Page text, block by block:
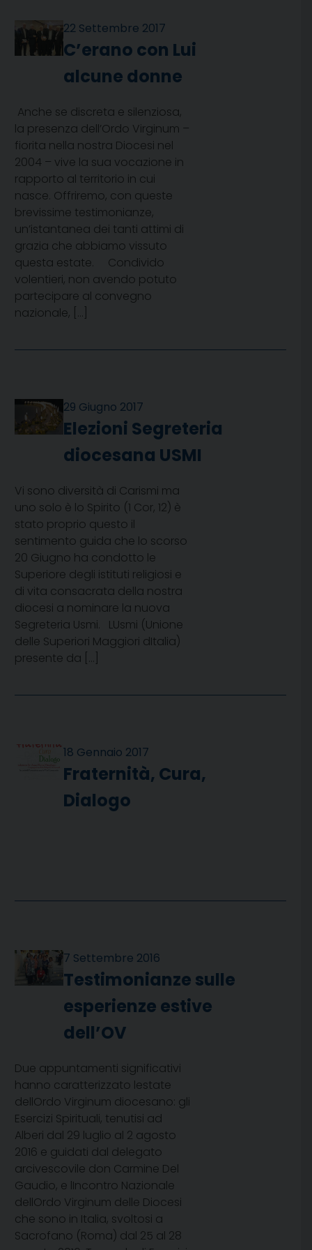
22 Settembre 2017
C’erano con Lui
alcune donne
Anche se discreta e silenziosa,
la presenza dell’Ordo Virginum –
fiorita nella nostra Diocesi nel
2004 – vive la sua vocazione in
rapporto al territorio in cui
nasce. Offriremo, con queste
brevissime testimonianze,
un’istantanea dei tanti attimi di
grazia che abbiamo vissuto
questa estate. Condivido
volentieri, non avendo potuto
partecipare al convegno
nazionale, […]
29 Giugno 2017
Elezioni Segreteria
diocesana USMI
Vi sono diversità di Carismi ma
uno solo è lo Spirito (1 Cor, 12) è
stato proprio questo il
sentimento guida che lo scorso
20 Giugno ha condotto le
Superiore degli istituti religiosi e
di vita consacrata della nostra
diocesi a nominare la nuova
Segreteria Usmi. LUsmi (Unione
delle Superiori Maggiori dItalia)
presente da […]
18 Gennaio 2017
Fraternità, Cura,
Dialogo
7 Settembre 2016
Testimonianze sulle
esperienze estive
dell’OV
Due appuntamenti significativi
hanno caratterizzato lestate
dellOrdo Virginum diocesano: gli
Esercizi Spirituali, tenutisi ad
Alberi dal 29 luglio al 2 agosto
2016 e guidati dal delegato
arcivescovile don Carmine Del
Gaudio, e lIncontro Nazionale
dellOrdo Virginum delle Diocesi
che sono in Italia, svoltosi a
Sacrofano (Roma) dal 25 al 28